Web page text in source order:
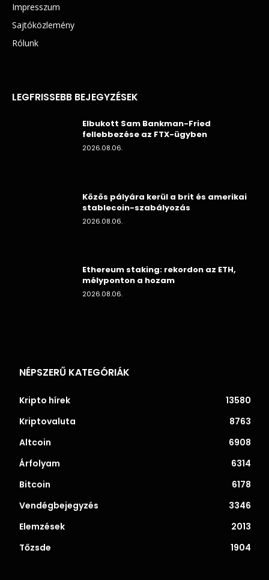
Impresszum
Sajtóközlemény
Rólunk
LEGFRISSEBB BEJEGYZÉSEK
Elbukott Sam Bankman-Fried
fellebbezése az FTX-ügyben
2026.08.06.
Közös pályára kerül a brit és amerikai
stablecoin-szabályozás
2026.08.06.
Ethereum staking: rekordon az ETH,
mélyponton a hozam
2026.08.06.
NÉPSZERŰ KATEGÓRIÁK
Kripto hírek
13580
Kriptovaluta
8763
Altcoin
6908
Árfolyam
6314
Bitcoin
6178
Vendégbejegyzés
3346
Elemzések
2013
Tőzsde
1904